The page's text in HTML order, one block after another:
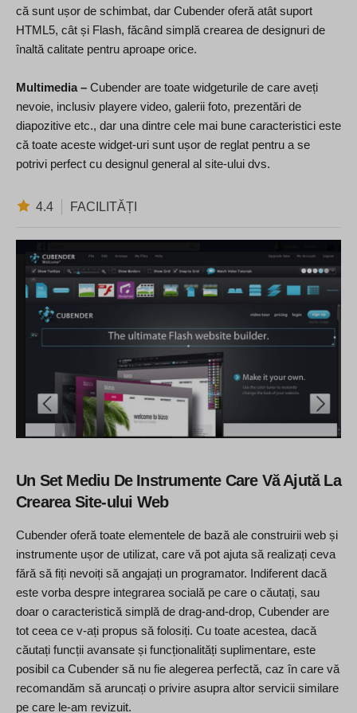
că sunt ușor de schimbat, dar Cubender oferă atât suport
HTML5, cât și Flash, făcând simplă crearea de designuri de
înaltă calitate pentru aproape orice.
Multimedia – Cubender are toate widgeturile de care aveți
nevoie, inclusiv playere video, galerii foto, prezentări de
diapozitive etc., dar una dintre cele mai bune caracteristici este
că toate aceste widget-uri sunt ușor de reglat pentru a se
potrivi perfect cu designul general al site-ului dvs.
4.4 FACILITĂȚI
Un Set Mediu De Instrumente Care Vă Ajută La
Crearea Site-ului Web
Cubender oferă toate elementele de bază ale construirii web și
instrumente ușor de utilizat, care vă pot ajuta să realizați ceva
fără să fiți nevoiți să angajați un programator. Indiferent dacă
este vorba despre integrarea socială pe care o căutați, sau
doar o caracteristică simplă de drag-and-drop, Cubender are
tot ceea ce v-ați propus să folosiți. Cu toate acestea, dacă
căutați funcții avansate și funcționalități suplimentare, este
posibil ca Cubender să nu fie alegerea perfectă, caz în care vă
recomandăm să aruncați o privire asupra altor servicii similare
pe care le-am revizuit.